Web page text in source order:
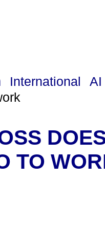
International
AI
TO